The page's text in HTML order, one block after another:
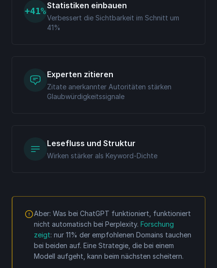
+41%
Statistiken einbauen
Verbessert die Sichtbarkeit im Schnitt um
41%
Experten zitieren
Zitate anerkannter Autoritäten stärken
Glaubwürdigkeitssignale
Lesefluss und Struktur
Wirken stärker als Keyword-Dichte
Aber: Was bei ChatGPT funktioniert, funktioniert
nicht automatisch bei Perplexity. Forschung
zeigt: nur 11% der empfohlenen Domains tauchen
bei beiden auf. Eine Strategie, die bei einem
Modell aufgeht, kann beim nächsten scheitern.